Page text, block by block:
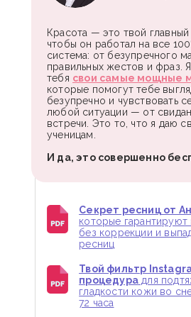
Красота — это твой
чтобы он работал на все
система: от безупречного
правильных жестов и фраз.
тебя свои самые мощные
которые помогут тебе
безупречно и чувствовать
любой ситуации — от
встречи. Это то, что я даю
ученицам.
И да, это совершенно
Секрет ресниц от
которые гарантируют
без коррекции и
ресниц
Твой фильтр
процедурадля
гладкости кожи во
72 часа